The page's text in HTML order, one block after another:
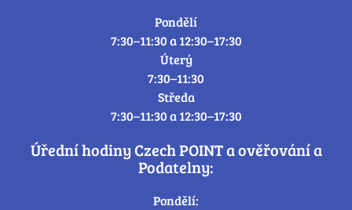
Pondělí
7:30–11:30 a 12:30–17:30
Úterý
7:30–11:30
Středa
7:30–11:30 a 12:30–17:30
Úřední hodiny Czech POINT a ověřování a
Podatelny:
Pondělí: